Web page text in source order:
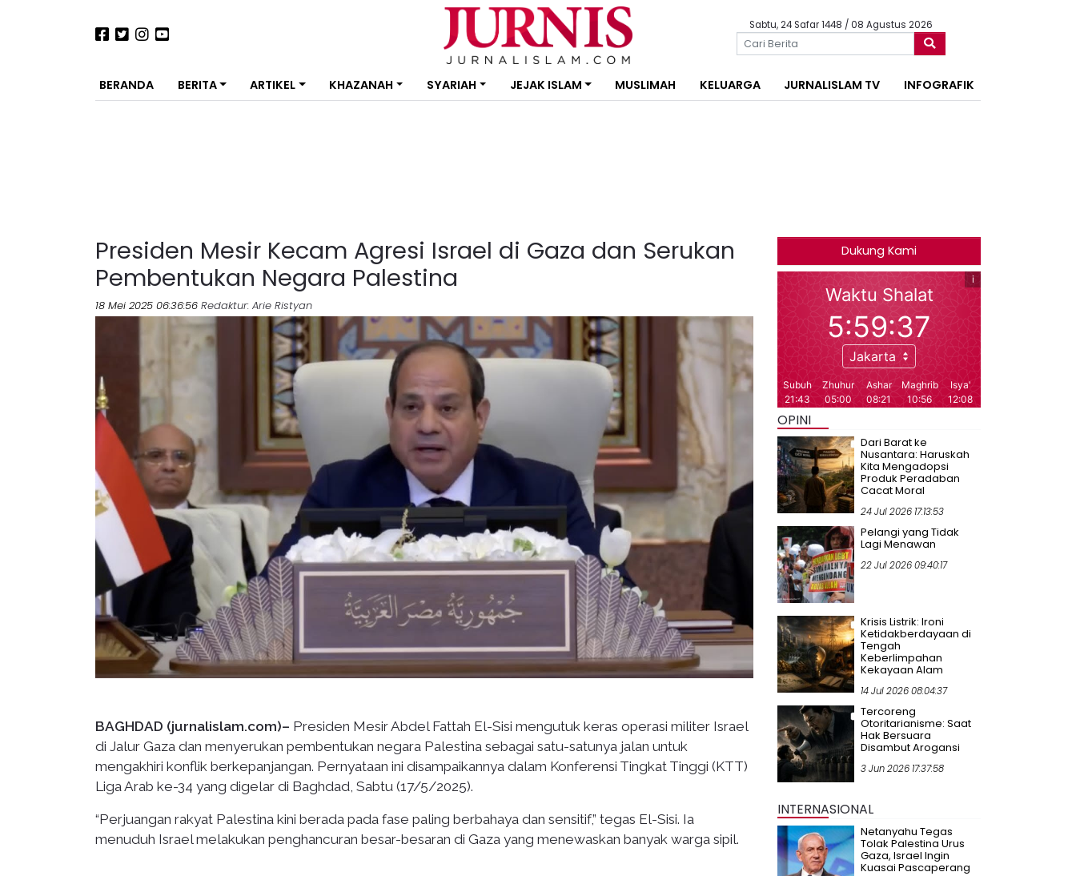
Sabtu, 24 Safar 1448 / 08 Agustus 2026
BERANDA BERITA ARTIKEL KHAZANAH SYARIAH JEJAK ISLAM MUSLIMAH KELUARGA JURNALISLAM TV INFOGRAFIK
Presiden Mesir Kecam Agresi Israel di Gaza dan Serukan
Pembentukan Negara Palestina
18 Mei 2025 06:36:56 Redaktur: Arie Ristyan
BAGHDAD (jurnalislam.com)– Presiden Mesir Abdel Fattah El-Sisi mengutuk keras operasi militer Israel
di Jalur Gaza dan menyerukan pembentukan negara Palestina sebagai satu-satunya jalan untuk
mengakhiri konflik berkepanjangan. Pernyataan ini disampaikannya dalam Konferensi Tingkat Tinggi (KTT)
Liga Arab ke-34 yang digelar di Baghdad, Sabtu (17/5/2025).
“Perjuangan rakyat Palestina kini berada pada fase paling berbahaya dan sensitif,” tegas El-Sisi. Ia
menuduh Israel melakukan penghancuran besar-besaran di Gaza yang menewaskan banyak warga sipil.
Dukung Kami
OPINI
Dari Barat ke
Nusantara: Haruskah
Kita Mengadopsi
Produk Peradaban
Cacat Moral
24 Jul 2026 17:13:53
Pelangi yang Tidak
Lagi Menawan
22 Jul 2026 09:40:17
Krisis Listrik: Ironi
Ketidakberdayaan di
Tengah
Keberlimpahan
Kekayaan Alam
14 Jul 2026 08:04:37
Tercoreng
Otoritarianisme: Saat
Hak Bersuara
Disambut Arogansi
3 Jun 2026 17:37:58
INTERNASIONAL
Netanyahu Tegas
Tolak Palestina Urus
Gaza, Israel Ingin
Kuasai Pascaperang